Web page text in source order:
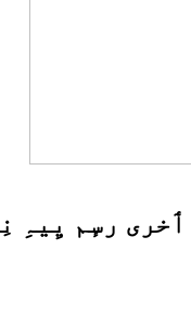
رسٕم یِیہِ